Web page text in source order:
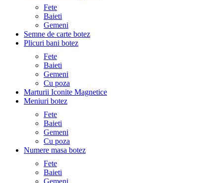
Fete
Baieti
Gemeni
Semne de carte botez
Plicuri bani botez
Fete
Baieti
Gemeni
Cu poza
Marturii Iconite Magnetice
Meniuri botez
Fete
Baieti
Gemeni
Cu poza
Numere masa botez
Fete
Baieti
Gemeni